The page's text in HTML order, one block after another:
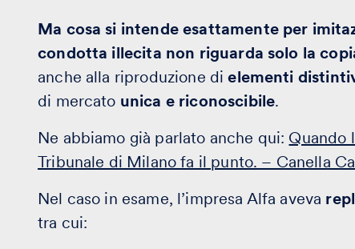
Ma cosa si intende esattamente per
condotta illecita non riguarda solo la
anche alla riproduzione dielementi
di mercato unica e riconoscibile.
Ne abbiamo già parlato anche qui: Quando
Tribunale di Milano fa il punto. – Canella
Nel caso in esame, l’impresa Alfa aveva
tra cui: